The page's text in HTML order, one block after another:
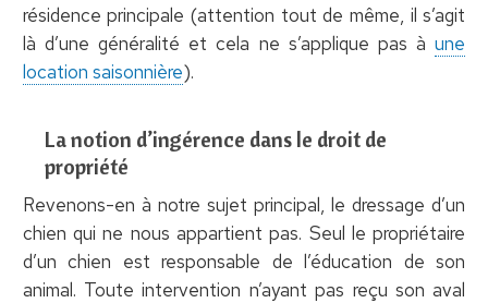
résidence principale (attention tout de même, il s’agit
là d’une généralité et cela ne s’applique pas àune
location saisonnière).
La notion d’ingérence dans le droit de
propriété
Revenons-en à notre sujet principal, le dressage d’un
chien qui ne nous appartient pas. Seul le propriétaire
d’un chien est responsable de l’éducation de son
animal. Toute intervention n’ayant pas reçu son aval